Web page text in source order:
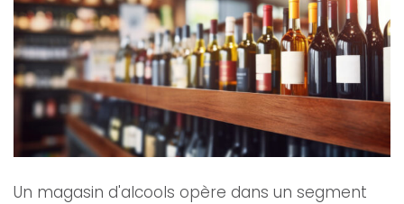
Un magasin d'alcools opère dans un segment